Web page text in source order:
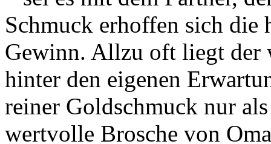
Schmuck erhoffen sich die
Gewinn. Allzu oft liegt der
hinter den eigenen
reiner Goldschmuck nur
wertvolle Brosche von